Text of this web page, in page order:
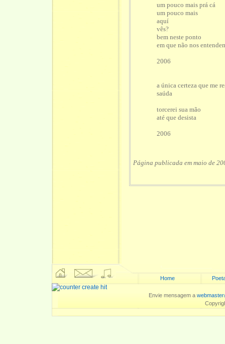
um pouco mais prá cá
um pouco mais
aquí
vês?
bem neste ponto
em que não nos
2006
a única certeza que me
saúda
torcerei sua mão
até que desista
2006
Página publicada em maio de
Home
Envie mensagem a